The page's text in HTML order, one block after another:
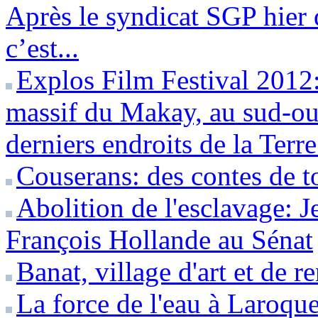
Après le syndicat SGP
c’est...
Explos Film Festival
massif du Makay, au sud-
derniers endroits de la
Couserans: des contes de
Abolition de l'esclavage:
François Hollande au Sénat
Banat, village d'art et de
La force de l'eau à